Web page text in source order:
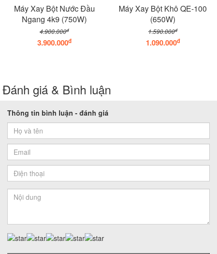
Máy Xay Bột Nước Đầu
Ngang 4k9 (750W)
4.900.000đ
3.900.000đ
Máy Xay Bột Khô QE-100
(650W)
1.590.000đ
1.090.000đ
Đánh giá & Bình luận
Thông tin bình luận - đánh giá